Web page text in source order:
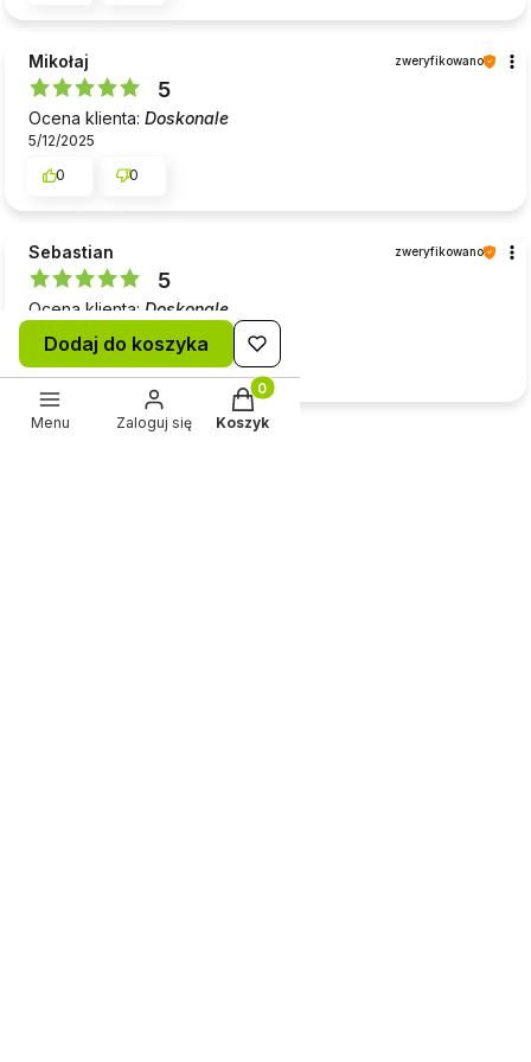
Mikołaj zweryfikowano
5
Ocena klienta: Doskonale
5/12/2025
0
0
Sebastian zweryfikowano
5
Ocena klienta: Doskonale
0
0
Dodaj do koszyka
Menu Zaloguj się
Produkty w koszyku: 0. Zobacz
Koszyk